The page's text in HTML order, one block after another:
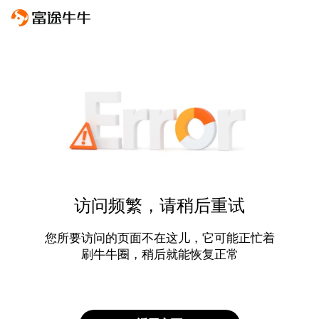
访问频繁，请稍后重试
您所要访问的页面不在这儿，它可能正忙着
刷牛牛圈，稍后就能恢复正常